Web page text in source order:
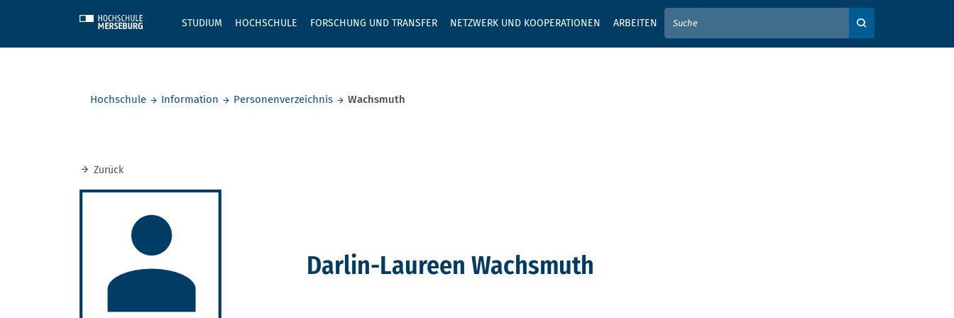
STUDIUM HOCHSCHULE FORSCHUNG UND TRANSFER NETZWERK UND KOOPERATIONEN ARBEITEN
GEBEN SIE HIER IHREN SUCHBEGRIFF EIN
Hochschule
Information Personenverzeichnis Wachsmuth
Zurück
Darlin-Laureen Wachsmuth